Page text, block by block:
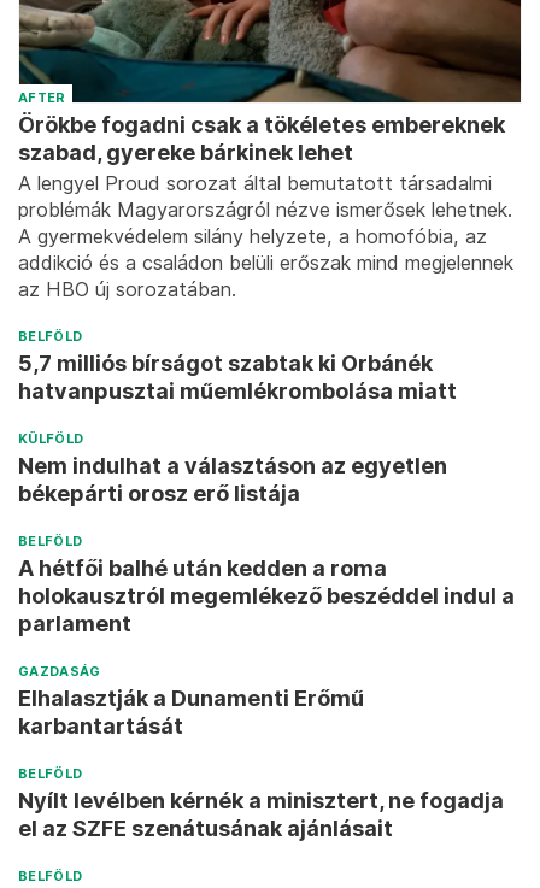
AFTER
Örökbe fogadni csak a tökéletes embereknek
szabad, gyereke bárkinek lehet
A lengyel Proud sorozat által bemutatott társadalmi
problémák Magyarországról nézve ismerősek lehetnek.
A gyermekvédelem silány helyzete, a homofóbia, az
addikció és a családon belüli erőszak mind megjelennek
az HBO új sorozatában.
BELFÖLD
5,7 milliós bírságot szabtak ki Orbánék
hatvanpusztai műemlékrombolása miatt
KÜLFÖLD
Nem indulhat a választáson az egyetlen
békepárti orosz erő listája
BELFÖLD
A hétfői balhé után kedden a roma
holokausztról megemlékező beszéddel indul a
parlament
GAZDASÁG
Elhalasztják a Dunamenti Erőmű
karbantartását
BELFÖLD
Nyílt levélben kérnék a minisztert, ne fogadja
el az SZFE szenátusának ajánlásait
BELFÖLD